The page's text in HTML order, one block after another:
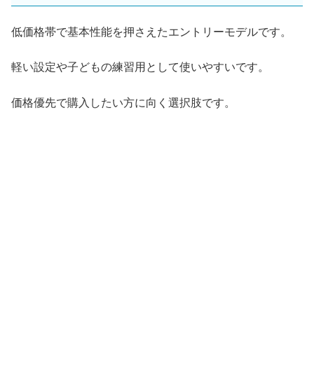
低価格帯で基本性能を押さえたエントリーモデルです。
軽い設定や子どもの練習用として使いやすいです。
価格優先で購入したい方に向く選択肢です。